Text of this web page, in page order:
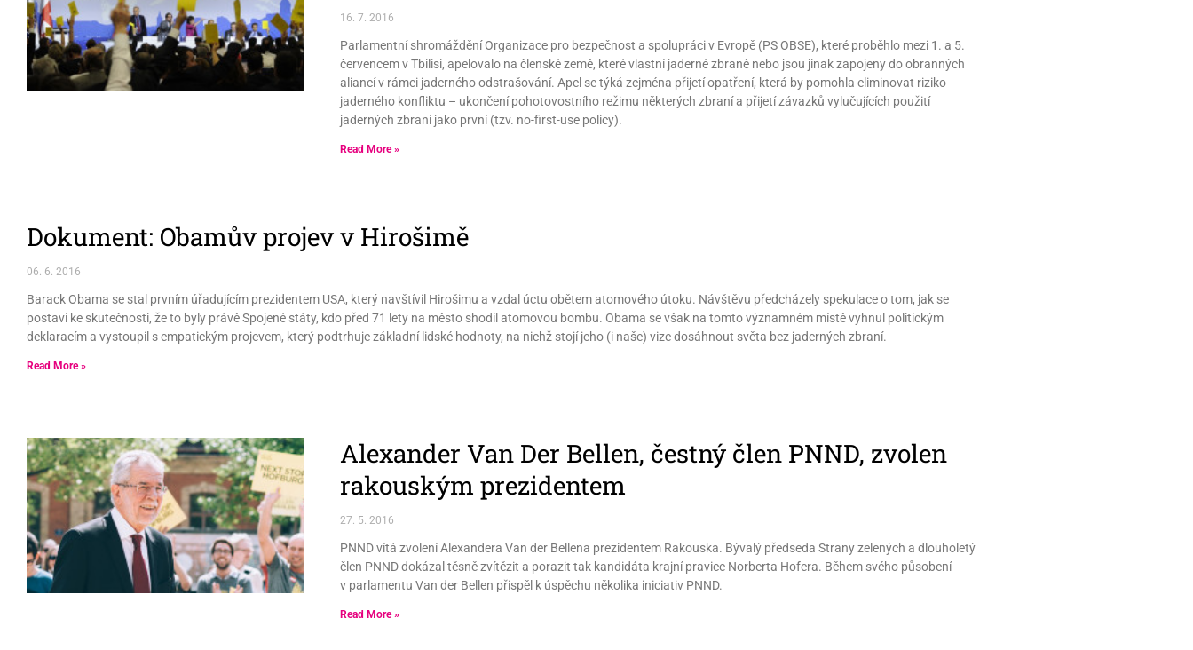
16. 7. 2016
Parlamentní shromáždění Organizace pro bezpečnost a spolupráci v Evropě (PS OBSE), které proběhlo mezi 1. a 5.
červencem v Tbilisi, apelovalo na členské země, které vlastní jaderné zbraně nebo jsou jinak zapojeny do obranných
aliancí v rámci jaderného odstrašování. Apel se týká zejména přijetí opatření, která by pomohla eliminovat riziko
jaderného konfliktu – ukončení pohotovostního režimu některých zbraní a přijetí závazků vylučujících použití
jaderných zbraní jako první (tzv. no-first-use policy).
Read More »
Dokument: Obamův projev v Hirošimě
06. 6. 2016
Barack Obama se stal prvním úřadujícím prezidentem USA, který navštívil Hirošimu a vzdal úctu obětem atomového útoku. Návštěvu předcházely spekulace o tom, jak se
postaví ke skutečnosti, že to byly právě Spojené státy, kdo před 71 lety na město shodil atomovou bombu. Obama se však na tomto významném místě vyhnul politickým
deklaracím a vystoupil s empatickým projevem, který podtrhuje základní lidské hodnoty, na nichž stojí jeho (i naše) vize dosáhnout světa bez jaderných zbraní.
Read More »
Alexander Van Der Bellen, čestný člen PNND, zvolen
rakouským prezidentem
27. 5. 2016
PNND vítá zvolení Alexandera Van der Bellena prezidentem Rakouska. Bývalý předseda Strany zelených a dlouholetý
člen PNND dokázal těsně zvítězit a porazit tak kandidáta krajní pravice Norberta Hofera. Během svého působení
v parlamentu Van der Bellen přispěl k úspěchu několika iniciativ PNND.
Read More »